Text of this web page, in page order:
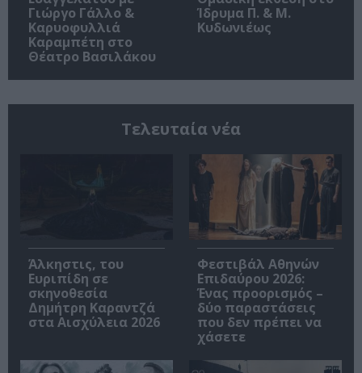
Γιώργο Γάλλο &
Καρυοφυλλιά
Καραμπέτη στο
Θέατρο Βασιλάκου
Ίδρυμα Π. & Μ.
Κυδωνιέως
Τελευταία νέα
Άλκηστις, του
Ευριπίδη σε
σκηνοθεσία
Δημήτρη Καραντζά
στα Αισχύλεια 2026
Φεστιβάλ Αθηνών
Επιδαύρου 2026:
Ένας προορισμός –
δύο παραστάσεις
που δεν πρέπει να
χάσετε